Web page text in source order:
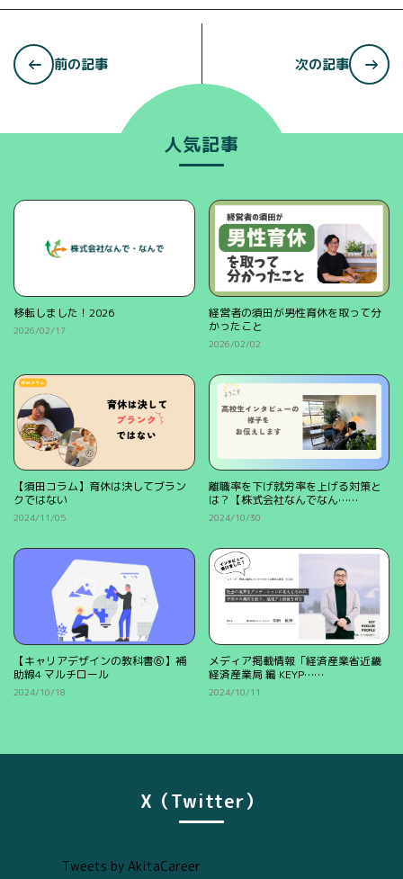
前の記事 次の記事
人気記事
移転しました！2026
2026/02/17
経営者の須田が男性育休を取って分
かったこと
2026/02/02
【須田コラム】育休は決してブラン
クではない
2024/11/05
離職率を下げ就労率を上げる対策と
は？【株式会社なんでなん……
2024/10/30
【キャリアデザインの教科書⑥】補
助線4 マルチロール
2024/10/18
メディア掲載情報「経済産業省近畿
経済産業局 編 KEYP……
2024/10/11
X（Twitter）
Tweets by AkitaCareer